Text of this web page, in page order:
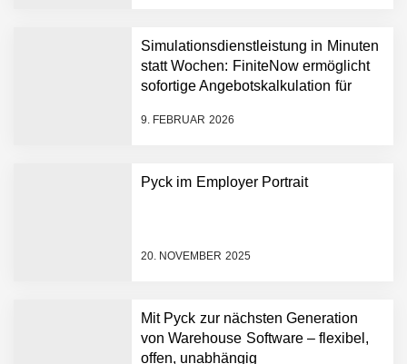
Simulationsdienstleistung in Minuten
statt Wochen: FiniteNow ermöglicht
sofortige Angebotskalkulation für
9. FEBRUAR 2026
Pyck im Employer Portrait
20. NOVEMBER 2025
Mit Pyck zur nächsten Generation
von Warehouse Software – flexibel,
offen, unabhängig
Humanoider Roboter bringt
Hightech ins Stadion
Simulationsdienstleistung in
Minuten statt Wochen:
FiniteNow ermöglicht
Entwicklungsprozesse
Maximilian Mack von Pyck